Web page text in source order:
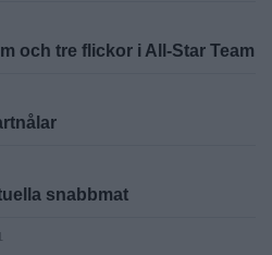
och tre flickor i All-Star Team
snabbmat